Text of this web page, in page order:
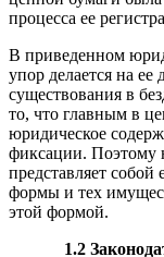
процесса ее
В приведенном
упор делается на
существования в
то, что главным в
юридическое
фиксации. Поэтому
представляет
формы и тех
этой формой.
1.2